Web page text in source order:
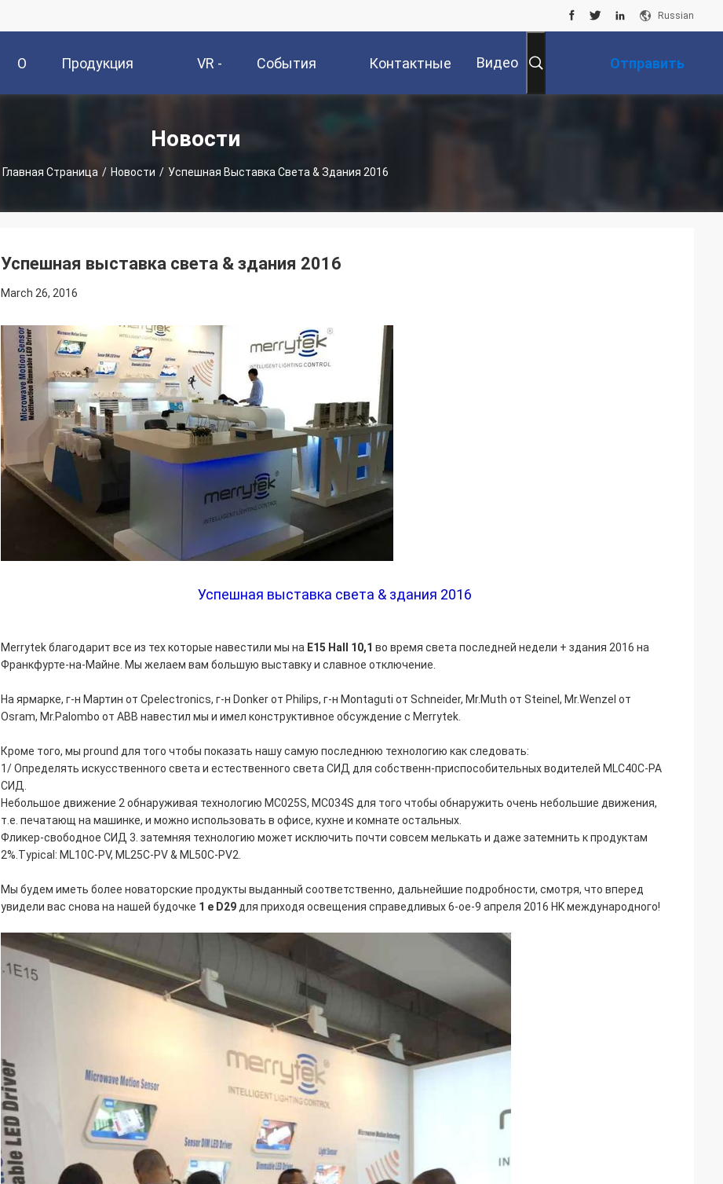
Russian
О Продукция VR - События Контактные Видео Отправить
Новости
Главная Страница / Новости / Успешная Выставка Света & Здания 2016
Успешная выставка света & здания 2016
March 26, 2016
Успешная выставка света & здания 2016
Merrytek благодарит все из тех которые навестили мы на E15 Hall 10,1 во время света последней недели + здания 2016 на
Франкфурте-на-Майне. Мы желаем вам большую выставку и славное отключение.
На ярмарке, г-н Мартин от Cpelectronics, г-н Donker от Philips, г-н Montaguti от Schneider, Mr.Muth от Steinel, Mr.Wenzel от
Osram, Mr.Palombo от ABB навестил мы и имел конструктивное обсуждение с Merrytek.
Кроме того, мы pround для того чтобы показать нашу самую последнюю технологию как следовать:
1/ Определять искусственного света и естественного света СИД для собственн-приспособительных водителей MLC40C-PA
СИД.
Небольшое движение 2 обнаруживая технологию MC025S, MC034S для того чтобы обнаружить очень небольшие движения,
т.е. печатающ на машинке, и можно использовать в офисе, кухне и комнате остальных.
Фликер-свободное СИД 3. затемняя технологию может исключить почти совсем мелькать и даже затемнить к продуктам
2%.Typical: ML10C-PV, ML25C-PV & ML50C-PV2.
Мы будем иметь более новаторские продукты выданный соответственно, дальнейшие подробности, смотря, что вперед
увидели вас снова на нашей будочке 1 e D29 для приходя освещения справедливых 6-ое-9 апреля 2016 HK международного!